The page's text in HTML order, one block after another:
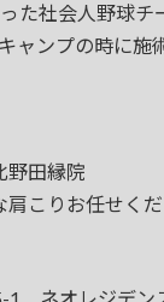
た社会人野球
ャンプの時に
田縁院
こりお任せくだ